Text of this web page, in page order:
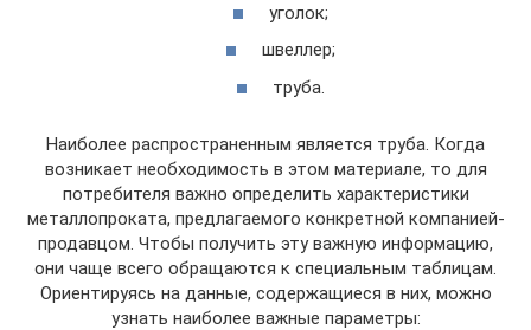
уголок;
швеллер;
труба.
Наиболее распространенным является труба. Когда
возникает необходимость в этом материале, то для
потребителя важно определить характеристики
металлопроката, предлагаемого конкретной компанией-
продавцом. Чтобы получить эту важную информацию,
они чаще всего обращаются к специальным таблицам.
Ориентируясь на данные, содержащиеся в них, можно
узнать наиболее важные параметры: